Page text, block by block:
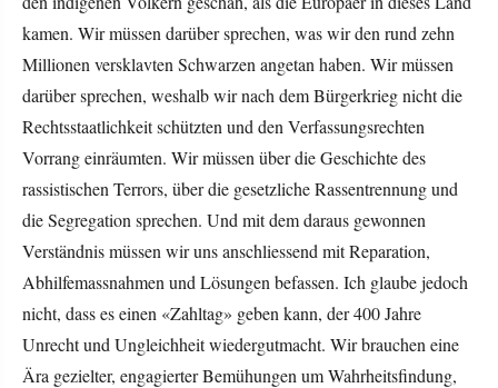
den indigenen Völkern geschah, als die Europäer in dieses Land
kamen. Wir müssen darüber sprechen, was wir den rund zehn
Millionen versklavten Schwarzen angetan haben. Wir müssen
darüber sprechen, weshalb wir nach dem Bürgerkrieg nicht die
Rechtsstaatlichkeit schützten und den Verfassungsrechten
Vorrang einräumten. Wir müssen über die Geschichte des
rassistischen Terrors, über die gesetzliche Rassentrennung und
die Segregation sprechen. Und mit dem daraus gewonnen
Verständnis müssen wir uns anschliessend mit Reparation,
Abhilfemassnahmen und Lösungen befassen. Ich glaube jedoch
nicht, dass es einen «Zahltag» geben kann, der 400 Jahre
Unrecht und Ungleichheit wiedergutmacht. Wir brauchen eine
Ära gezielter, engagierter Bemühungen um Wahrheitsfindung,